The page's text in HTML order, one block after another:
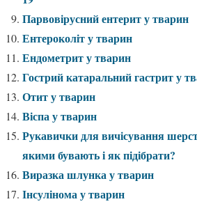
Парвовірусний ентерит у тварин
Ентероколіт у тварин
Ендометрит у тварин
Гострий катаральний гастрит у
Отит у тварин
Віспа у тварин
Рукавички для вичісування
якими бувають і як підібрати?
Виразка шлунка у тварин
Інсулінома у тварин